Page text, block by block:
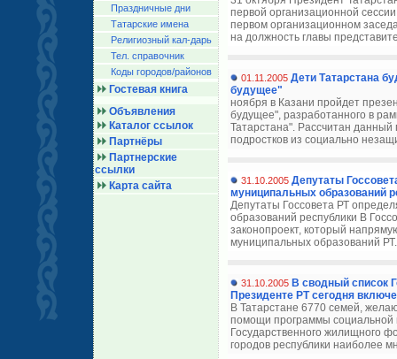
Праздничные дни
Татарские имена
Религиозный кал-дарь
Тел. справочник
Коды городов/райoнов
Гостевая книга
Объявления
Каталог ссылок
Партнёры
Партнерские
ссылки
Карта сайта
первой организационной
первом организационном
на должность главы
01.11.2005 Дети Татарстана
будущее"
ноября в Казани пройдет
будущее", разработанного в
Татарстана". Рассчитан
подростков из социально
31.10.2005 Депутаты
муниципальных образований
Депутаты Госсовета РТ
образований республики В
законопроект, который
муниципальных образований
31.10.2005 В сводный список
Президенте РТ сегодня
В Татарстане 6770 семей,
помощи программы социальной
Государственного жилищного
городов республики наиболее